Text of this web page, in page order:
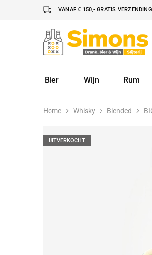
VANAF € 150,- GRATIS
Simonsdrank.nl
Drank,
Bier
Bier
Wijn Rum
Home Whisky Blended
UITVERKOCHT